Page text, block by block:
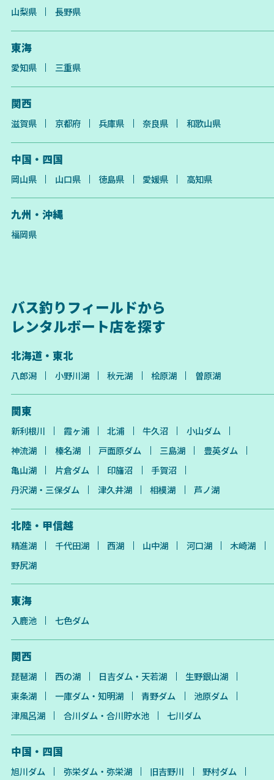
山梨県 長野県
東海
愛知県 三重県
関西
滋賀県 京都府 兵庫県 奈良県 和歌山県
中国・四国
岡山県 山口県 徳島県 愛媛県 高知県
九州・沖縄
福岡県
バス釣りフィールドから
レンタルボート店を探す
北海道・東北
八郎潟 小野川湖 秋元湖 桧原湖 曽原湖
関東
新利根川 霞ヶ浦 北浦 牛久沼
小山ダム
神流湖
榛名湖 戸面原ダム 三島湖
豊英ダム
亀山湖
片倉ダム 印旛沼
手賀沼
丹沢湖・三保ダム
津久井湖 相模湖 芦ノ湖
北陸・甲信越
精進湖 千代田湖 西湖 山中湖 河口湖
木崎湖
野尻湖
東海
入鹿池 七色ダム
関西
琵琶湖 西の湖 日吉ダム・天若湖
生野銀山湖
東条湖
一庫ダム・知明湖 青野ダム
池原ダム
津風呂湖
合川ダム・合川貯水池 七川ダム
中国・四国
旭川ダム 弥栄ダム・弥栄湖 旧吉野川
野村ダム